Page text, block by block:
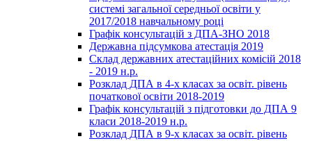
системі загальної середньої освіти у
2017/2018 навчальному році
Графік консультацій з ДПА-ЗНО 2018
Державна підсумкова атестація 2019
Склад державних атестаційних комісій 2018
- 2019 н.р.
Розклад ДПА в 4-х класах за освіт. рівень
початкової освіти 2018-2019
Графік консультацій з підготовки до ДПА 9
класи 2018-2019 н.р.
Розклад ДПА в 9-х класах за освіт. рівень